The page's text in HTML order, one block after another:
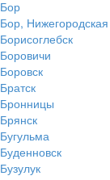
Бор
Бор,
Борисоглебск
Боровичи
Боровск
Братск
Бронницы
Брянск
Бугульма
Буденновск
Бузулук